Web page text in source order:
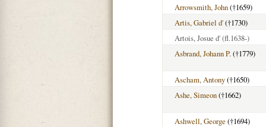
Arrowsmith, John(†1659)
Artis, Gabriel d'(†1730)
Artois, Josue d'(fl.1638-)
Asbrand, Johann P.(†1779)
Ascham, Antony(†1650)
Ashe, Simeon(†1662)
Ashwell, George (†1694)